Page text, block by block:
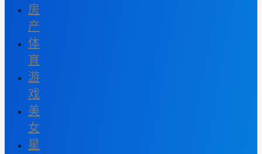
房
产
体
育
游
戏
美
女
星